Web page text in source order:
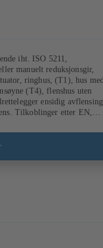
iht. ISO 5211,
manuelt reduksjonsgir,
ringhus, (T1), hus
(T4), flenshus uten
ensidig avflensing
Tilkoblinger etter EN,